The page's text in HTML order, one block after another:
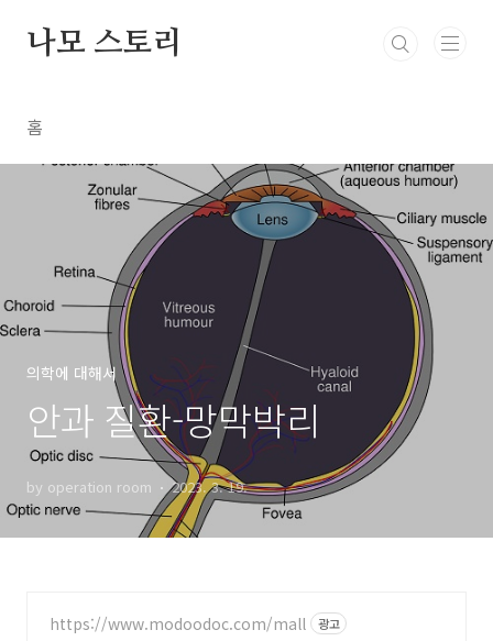
나모 스토리
홈
의학에 대해서
안과 질환-망막박리
by operation room 2023. 3. 19.
https://www.modoodoc.com/mall 광고